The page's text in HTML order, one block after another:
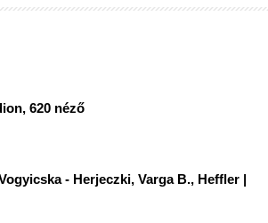
620 néző
- Herjeczki, Varga B., Heffler |